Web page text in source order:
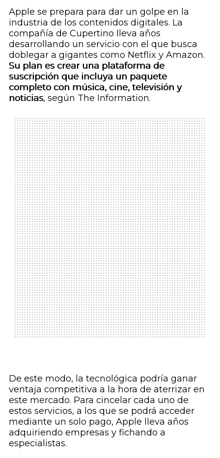
Apple se prepara para dar un golpe en la
industria de los contenidos digitales. La
compañía de Cupertino lleva años
desarrollando un servicio con el que busca
doblegar a gigantes como Netflix y Amazon.
Su plan es crear una plataforma de
suscripción que incluya un paquete
completo con música, cine, televisión y
noticias, según The Information.
De este modo, la tecnológica podría ganar
ventaja competitiva a la hora de aterrizar en
este mercado. Para cincelar cada uno de
estos servicios, a los que se podrá acceder
mediante un solo pago, Apple lleva años
adquiriendo empresas y fichando a
especialistas.